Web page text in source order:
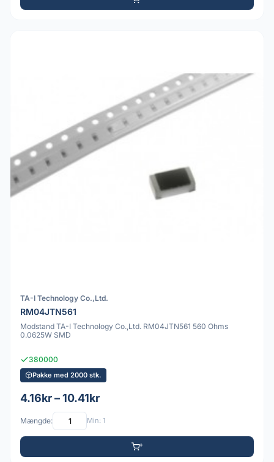
TA-I Technology Co.,Ltd.
RM04JTN561
Modstand TA-I Technology Co.,Ltd. RM04JTN561 560 Ohms
0.0625W SMD
380000
Pakke med 2000 stk.
4.16kr – 10.41kr
Mængde: Min: 1